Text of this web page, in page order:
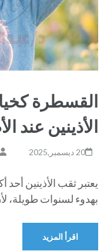
القسطرة
الأذينين عند
20 ديسمبر,2025
يعتبر ثقب الأذينين أحد
بهدوء لسنوات طويلة،
اقرأ المزيد